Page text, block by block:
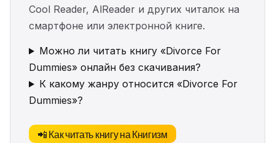
Cool Reader, AlReader и других читалок на
смартфоне или электронной книге.
Можно ли читать книгу «Divorce For
Dummies» онлайн без скачивания?
К какому жанру относится «Divorce For
Dummies»?
📲 Как читать книгу на Книгизм